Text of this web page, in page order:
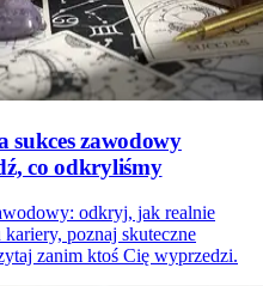
sukces zawodowy
co odkryliśmy
odkryj, jak realnie
poznaj skuteczne
zanim ktoś Cię wyprzedzi.